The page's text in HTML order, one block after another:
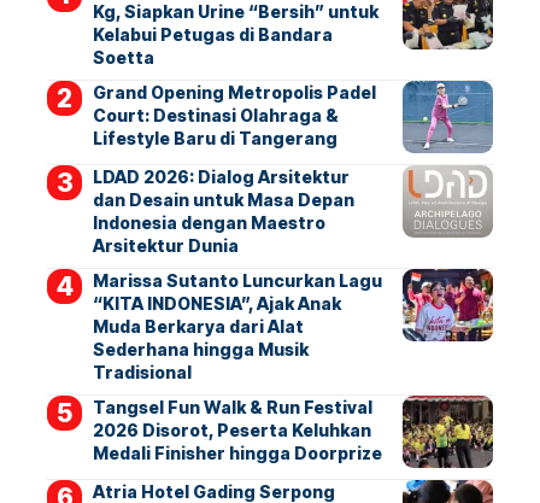
Kg, Siapkan Urine “Bersih” untuk
Kelabui Petugas di Bandara
Soetta
Grand Opening Metropolis Padel
Court: Destinasi Olahraga &
Lifestyle Baru di Tangerang
LDAD 2026: Dialog Arsitektur
dan Desain untuk Masa Depan
Indonesia dengan Maestro
Arsitektur Dunia
Marissa Sutanto Luncurkan Lagu
“KITA INDONESIA”, Ajak Anak
Muda Berkarya dari Alat
Sederhana hingga Musik
Tradisional
Tangsel Fun Walk & Run Festival
2026 Disorot, Peserta Keluhkan
Medali Finisher hingga Doorprize
Atria Hotel Gading Serpong